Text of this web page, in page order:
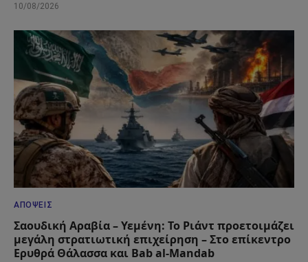
10/08/2026
ΑΠΌΨΕΙΣ
Σαουδική Αραβία – Υεμένη: Το Ριάντ προετοιμάζει
μεγάλη στρατιωτική επιχείρηση – Στο επίκεντρο
Ερυθρά Θάλασσα και Bab al-Mandab